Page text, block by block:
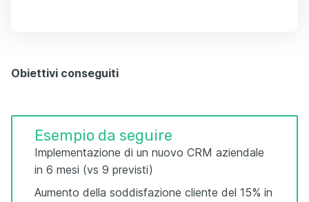
Obiettivi conseguiti
Esempio da seguire
Implementazione di un nuovo CRM aziendale
in 6 mesi (vs 9 previsti)
Aumento della soddisfazione cliente del 15% in